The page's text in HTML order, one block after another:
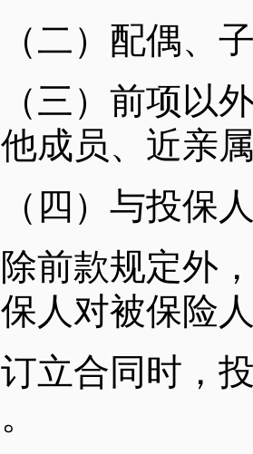
）配偶、子
）前项以外
成员、近亲
）与投保人
款规定外，
人对被保险
合同时，投